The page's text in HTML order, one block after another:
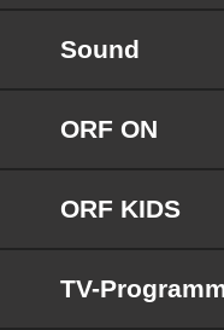
Sound
ORF ON
ORF KIDS
TV-